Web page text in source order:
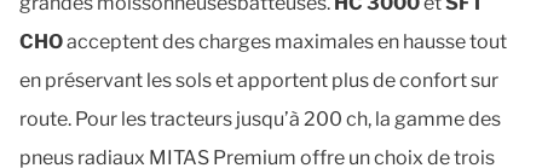
CHO acceptent des charges maximales en hausse tout
en préservant les sols et apportent plus de confort sur
route. Pour les tracteurs jusqu’à 200 ch, la gamme des
pneus radiaux MITAS Premium offre un choix de trois